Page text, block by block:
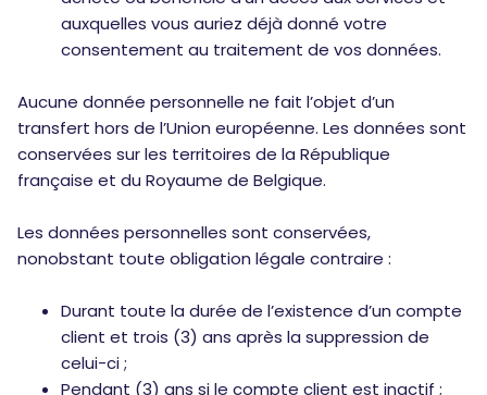
auxquelles vous auriez déjà donné votre
consentement au traitement de vos données.
Aucune donnée personnelle ne fait l’objet d’un
transfert hors de l’Union européenne. Les données sont
conservées sur les territoires de la République
française et du Royaume de Belgique.
Les données personnelles sont conservées,
nonobstant toute obligation légale contraire :
Durant toute la durée de l’existence d’un compte
client et trois (3) ans après la suppression de
celui-ci ;
Pendant (3) ans si le compte client est inactif ;